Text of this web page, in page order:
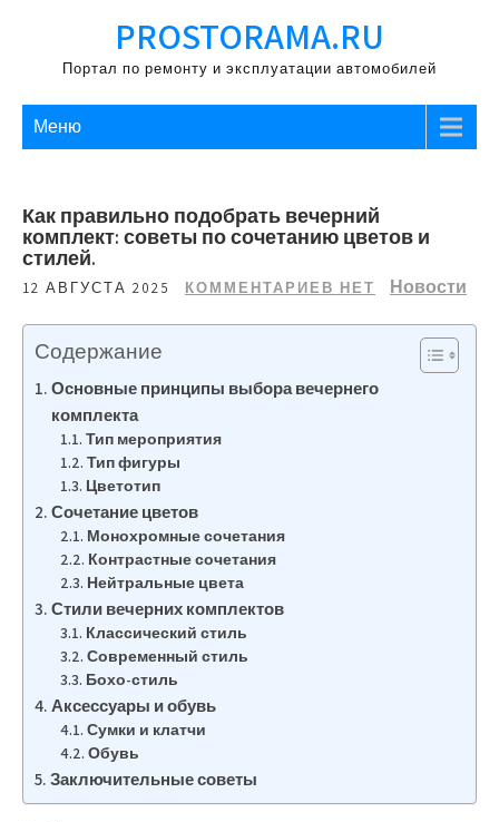
содержимому
PROSTORAMA.RU
Портал по ремонту и эксплуатации автомобилей
Меню
Как правильно подобрать вечерний
комплект: советы по сочетанию цветов и
стилей.
12 АВГУСТА 2025 КОММЕНТАРИЕВ НЕТ Новости
Содержание
Основные принципы выбора вечернего
комплекта
Тип мероприятия
Тип фигуры
Цветотип
Сочетание цветов
Монохромные сочетания
Контрастные сочетания
Нейтральные цвета
Стили вечерних комплектов
Классический стиль
Современный стиль
Бохо-стиль
Аксессуары и обувь
Сумки и клатчи
Обувь
Заключительные советы